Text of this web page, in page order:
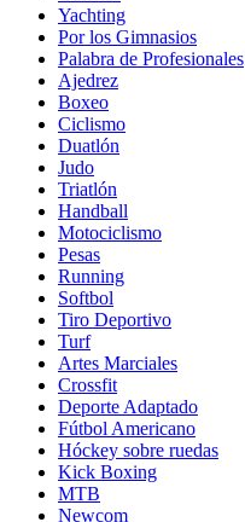
Yachting
Por los Gimnasios
Palabra de Profesionales
Ajedrez
Boxeo
Ciclismo
Duatlón
Judo
Triatlón
Handball
Motociclismo
Pesas
Running
Softbol
Tiro Deportivo
Turf
Artes Marciales
Crossfit
Deporte Adaptado
Fútbol Americano
Hóckey sobre ruedas
Kick Boxing
MTB
Newcom